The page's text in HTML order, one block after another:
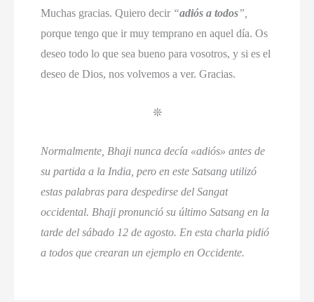
Muchas gracias. Quiero decir “adiós a todos”,
porque tengo que ir muy temprano en aquel día. Os
deseo todo lo que sea bueno para vosotros, y si es el
deseo de Dios, nos volvemos a ver. Gracias.
❊
Normalmente, Bhaji nunca decía «adiós» antes de
su partida a la India, pero en este Satsang utilizó
estas palabras para despedirse del Sangat
occidental. Bhaji pronunció su último Satsang en la
tarde del sábado 12 de agosto. En esta charla pidió
a todos que crearan un ejemplo en Occidente.